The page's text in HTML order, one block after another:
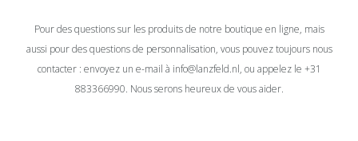
Pour des questions sur les produits de notre boutique en ligne, mais
aussi pour des questions de personnalisation, vous pouvez toujours nous
contacter : envoyez un e-mail à info@lanzfeld.nl, ou appelez le +31
883366990. Nous serons heureux de vous aider.